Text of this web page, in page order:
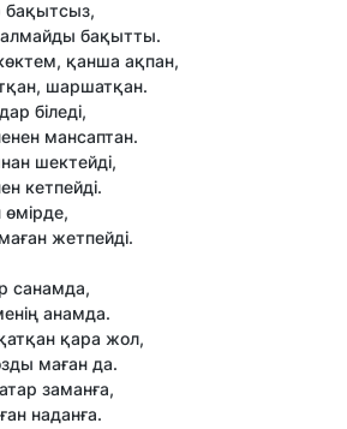
бақытсыз,
бақытты.
қанша ақпан,
шаршатқан.
біледі,
мансаптан.
шектейді,
кетпейді.
өмірде,
жетпейді.
санамда,
анамда.
қара жол,
маған да.
заманға,
наданға.